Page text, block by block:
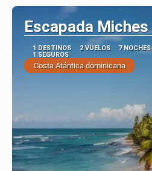
Escapada Miches
1 DESTINOS 2 VUELOS 7 NOCHES
1 SEGUROS
Costa Atántica dominicana